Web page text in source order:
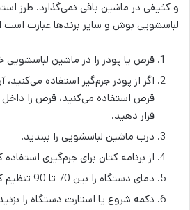
و کثیفی در ماشین باقی نمی‌گذارد. طرز
لباسشویی بوش و سایر برندها عبارت است
قرص یا پودر را در ماشین لباسشویی
اگر از پودر جرم‌گیر استفاده می‌کنید،
قرص استفاده می‌کنید، قرص را
قرار دهید.
درب ماشین لباسشویی را ببندید.
از برنامه کتان برای جرم‌گیری استفاده
دمای دستگاه را بین 70 تا 90 تنظیم کنید.
دکمه‌ شروع یا استارت دستگاه را